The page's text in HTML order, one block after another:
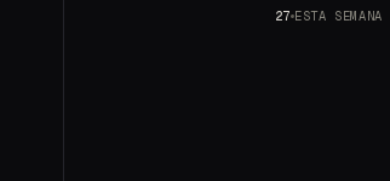
27 ESTA SEMANA